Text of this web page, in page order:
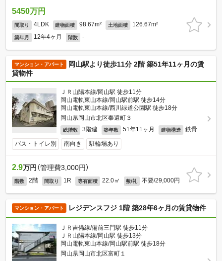
5450万円
間取り 4LDK 建物面積 98.67m² 土地面積 126.67m²
築年月 12年4ヶ月 階数 -
マンション・アパート
岡山駅より徒歩11分 2階 築51年11ヶ月の賃
貸物件
ＪＲ山陽本線/岡山駅 徒歩11分
岡山電軌東山本線/岡山駅前駅 徒歩14分
岡山電軌東山本線/西川緑道公園駅 徒歩18分
岡山県岡山市北区奉還町３
総階数 3階建 築年数 51年11ヶ月 建物構造 鉄骨
バス・トイレ別 南向き 駐輪場あり
2.9万円 （管理費3,000円）
階数 2階 間取り 1R 専有面積 22.0㎡ 敷/礼 不要/29,000円
マンション・アパート レジデンスフジ 1階 築28年6ヶ月の賃貸物件
ＪＲ吉備線/備前三門駅 徒歩11分
ＪＲ山陽本線/岡山駅 徒歩13分
岡山電軌東山本線/岡山駅前駅 徒歩18分
岡山県岡山市北区富町１